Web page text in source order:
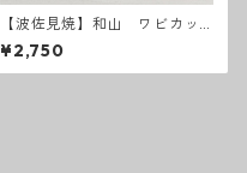
【波佐見焼】和山 ワビカッ
プ カラーズレインボー
¥2,750